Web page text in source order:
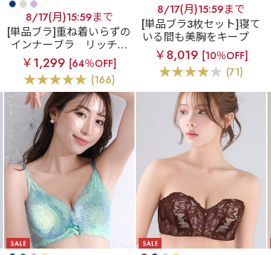
8/17(月)15:59まで
[単品ブラ]重ね着いらずの
インナーブラ
リッチバ
スト ブラトップ (ワイヤ
ー入り)
￥1,299 [64％OFF]
(166)
8/17(月)15:59まで
[単品ブラ3枚セット]寝て
いる間も美胸をキープ
【WEB限定】しっかり美
胸 夢ごこち 綿混 ナイト
ブラ 3枚セット
￥8,019 [10％OFF]
(71)